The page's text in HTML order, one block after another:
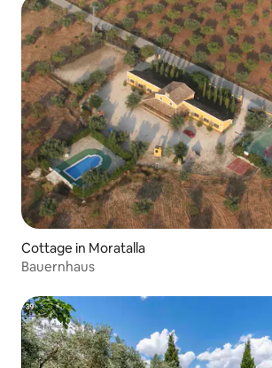
Cottage in Moratalla
Bauernhaus